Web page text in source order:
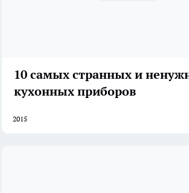
10 самых странных и
кухонных приборов
2015